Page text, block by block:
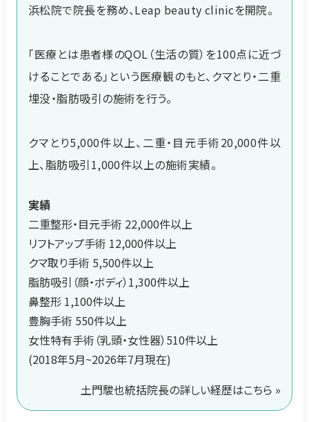
浜松院で院長を務め、Leap beauty clinicを開院。
「医療とは患者様のQOL（生活の質）を100点に近づ
けることである」という医療観のもと、クマとり・二重
埋没・脂肪吸引の施術を行う。
クマとり5,000件以上、二重・目元手術20,000件以
上、脂肪吸引1,000件以上の施術実績。
実績
二重整形・目元手術 22,000件以上
リフトアップ手術 12,000件以上
クマ取り手術 5,500件以上
脂肪吸引（顔・ボディ）1,300件以上
鼻整形 1,100件以上
豊胸手術 550件以上
女性特有手術（乳頭・女性器）510件以上
(2018年5月~2026年7月現在)
土門駿也統括院長の詳しい経歴はこちら »